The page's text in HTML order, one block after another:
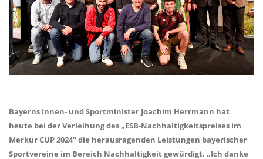
Bayerns Innen- und Sportminister Joachim Herrmann hat
heute bei der Verleihung des „ESB-Nachhaltigkeitspreises im
Merkur CUP 2024“ die herausragenden Leistungen bayerischer
Sportvereine im Bereich Nachhaltigkeit gewürdigt. „Ich danke